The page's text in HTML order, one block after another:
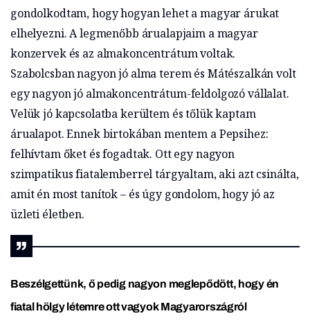
gondolkodtam, hogy hogyan lehet a magyar árukat
elhelyezni. A legmenőbb árualapjaim a magyar
konzervek és az almakoncentrátum voltak.
Szabolcsban nagyon jó alma terem és Mátészalkán volt
egy nagyon jó almakoncentrátum-feldolgozó vállalat.
Velük jó kapcsolatba kerültem és tőlük kaptam
árualapot. Ennek birtokában mentem a Pepsihez:
felhívtam őket és fogadtak. Ott egy nagyon
szimpatikus fiatalemberrel tárgyaltam, aki azt csinálta,
amit én most tanítok – és úgy gondolom, hogy jó az
üzleti életben.
Beszélgettünk, ő pedig nagyon meglepődött, hogy én
fiatal hölgy létemre ott vagyok Magyarországról